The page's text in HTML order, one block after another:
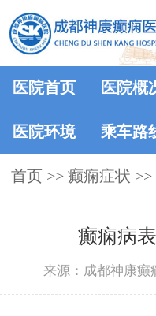
医院首页 医院概
医院环境 乘车路
首页 >> 癫痫症状 >>
癫痫病
来源：成都神康癫